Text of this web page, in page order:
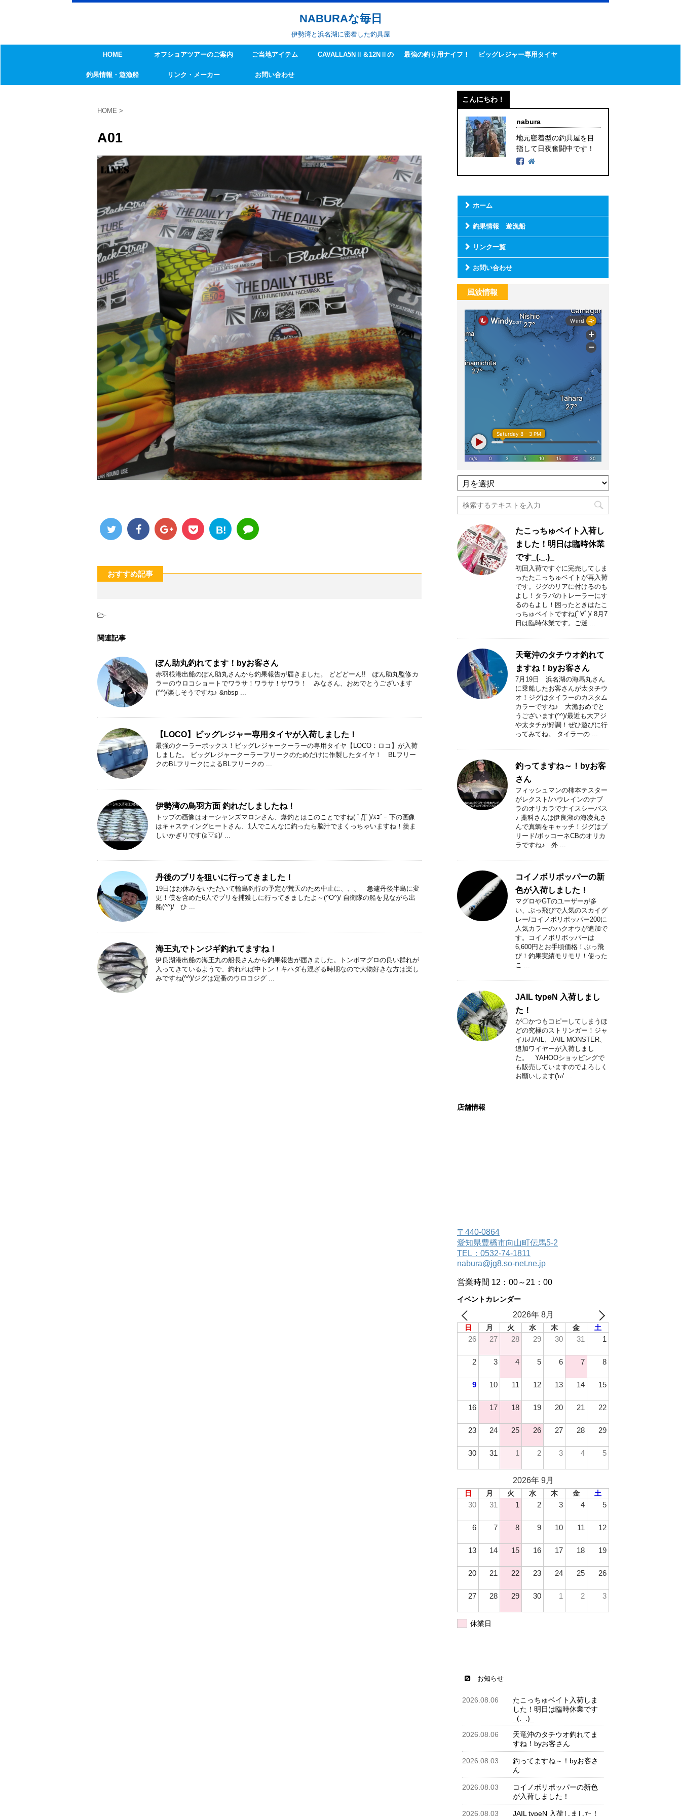
NABURAな毎日
伊勢湾と浜名湖に密着した釣具屋
HOME オフショアツアーのご案内 ご当地アイテム CAVALLA5NⅡ＆12NⅡの 最強の釣り用ナイフ！ ビッグレジャー専用タイヤ
釣果情報・遊漁船 リンク・メーカー お問い合わせ
HOME >
A01
B!
おすすめ記事
-
関連記事
ぽん助丸釣れてます！byお客さん
赤羽根港出船のぽん助丸さんから釣果報告が届きました。 どどどーん!! ぽん助丸監修カ
ラーのウロコショートでワラサ！ワラサ！サワラ！ みなさん、おめでとうございます
(^^)/楽しそうですね♪ &nbsp ...
【LOCO】ビッグレジャー専用タイヤが入荷しました！
最強のクーラーボックス！ビッグレジャークーラーの専用タイヤ【LOCO：ロコ】が入荷
しました。 ビッグレジャークーラーフリークのためだけに作製したタイヤ！ BLフリー
クのBLフリークによるBLフリークの ...
伊勢湾の鳥羽方面 釣れだしましたね！
トップの画像はオーシャンズマロンさん、爆釣とはこのことですね( ﾟДﾟ)/ｽｺﾞｰ 下の画像
はキャスティングヒートさん、1人でこんなに釣ったら脳汁でまくっちゃいますね！羨ま
しいかぎりです(≧▽≦)/ ...
丹後のブリを狙いに行ってきました！
19日はお休みをいただいて輪島釣行の予定が荒天のため中止に、、、 急遽丹後半島に変
更！僕を含めた6人でブリを捕獲しに行ってきましたよ～(^O^)/ 自衛隊の船を見ながら出
船(^^)/ ひ ...
海王丸でトンジギ釣れてますね！
伊良湖港出船の海王丸の船長さんから釣果報告が届きました。トンボマグロの良い群れが
入ってきているようで、釣れれば中トン！キハダも混ざる時期なので大物好きな方は楽し
みですね(^^)/ジグは定番のウロコジグ ...
こんにちわ！
nabura
地元密着型の釣具屋を目
指して日夜奮闘中です！
ホーム
釣果情報 遊漁船
リンク一覧
お問い合わせ
風波情報
過
去
記
事
別
一
覧
たこっちゅベイト入荷し
ました！明日は臨時休業
です_(._.)_
初回入荷ですぐに完売してしま
ったたこっちゅベイトが再入荷
です。ジグのリアに付けるのも
よし！タラバのトレーラーにす
るのもよし！困ったときはたこ
っちゅベイトですね(ﾟ∀ﾟ)/ 8月7
日は臨時休業です。ご迷 ...
天竜沖のタチウオ釣れて
ますね！byお客さん
7月19日 浜名湖の海馬丸さん
に乗船したお客さんが太タチウ
オ！ジグはタイラーのカスタム
カラーですね♪ 大漁おめでと
うございます(^^)/最近も大アジ
や太タチが好調！ぜひ遊びに行
ってみてね。 タイラーの ...
釣ってますね～！byお客
さん
フィッシュマンの柿本テスター
がレクスト/ハウレインのナブ
ラのオリカラでナイスシーバス
♪ 藁科さんは伊良湖の海凌丸さ
んで真鯛をキャッチ！ジグはブ
リード/ボッコーネCBのオリカ
ラですね♪ 外 ...
コイノボリポッパーの新
色が入荷しました！
マグロやGTのユーザーが多
い、ぶっ飛びで人気のスカイグ
レー/コイノボリポッパー200に
人気カラーのハクオウが追加で
す。コイノボリポッパーは
6,600円とお手頃価格！ぶっ飛
び！釣果実績モリモリ！使った
こ ...
JAIL typeN 入荷しまし
た！
が〇かつもコピーしてしまうほ
どの究極のストリンガー！ジャ
イル/JAIL、JAIL MONSTER、
追加ワイヤーが入荷しまし
た。 YAHOOショッピングで
も販売していますのでよろしく
お願いします('ω' ...
店舗情報
〒440-0864
愛知県豊橋市向山町伝馬5-2
TEL：0532-74-1811
nabura@jg8.so-net.ne.jp
営業時間 12：00～21：00
イベントカレンダー
2026年 8月
日 月 火 水 木 金 土
26 27 28 29 30 31 1
2 3 4 5 6 7 8
9 10 11 12 13 14 15
16 17 18 19 20 21 22
23 24 25 26 27 28 29
30 31 1 2 3 4 5
2026年 9月
日 月 火 水 木 金 土
30 31 1 2 3 4 5
6 7 8 9 10 11 12
13 14 15 16 17 18 19
20 21 22 23 24 25 26
27 28 29 30 1 2 3
休業日
お知らせ
2026.08.06
たこっちゅベイト入荷しま
した！明日は臨時休業です
_(._.)_
2026.08.06
天竜沖のタチウオ釣れてま
すね！byお客さん
2026.08.03
釣ってますね～！byお客さ
ん
2026.08.03
コイノボリポッパーの新色
が入荷しました！
2026.08.03 JAIL typeN 入荷しました！